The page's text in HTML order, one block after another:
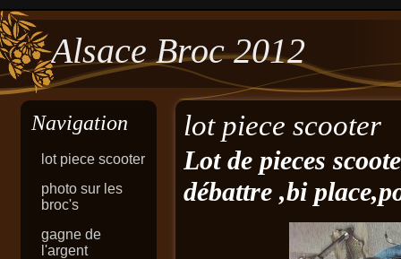
Alsace Broc 2012
Navigation
lot piece scooter
photo sur les
broc's
gagne de
l'argent
lot piece scooter
Lot de pieces
débattre ,bi